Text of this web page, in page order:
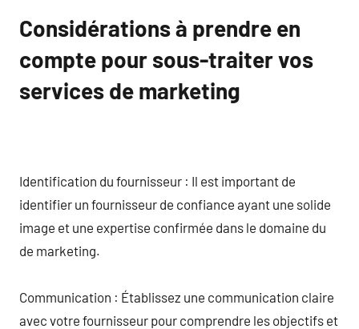
Considérations à prendre en
compte pour sous-traiter vos
services de marketing
Identification du fournisseur : Il est important de
identifier un fournisseur de confiance ayant une solide
image et une expertise confirmée dans le domaine du
de marketing.
Communication : Établissez une communication claire
avec votre fournisseur pour comprendre les objectifs et